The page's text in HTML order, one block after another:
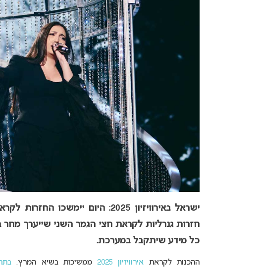
חזרות גנרליות לקראת חצי הגמר השני שייערך
כל מידע שיתקבל במערכת.
ההכנות לקראת אירוויזיון 2025 ממשיכות בשיא המרץ.